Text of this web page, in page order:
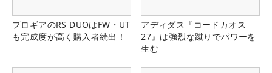
プロギアのRS DUOはFW・UT
も完成度が高く購入者続出！
アディダス『コードカオス
27』は強烈な蹴りでパワーを
生む